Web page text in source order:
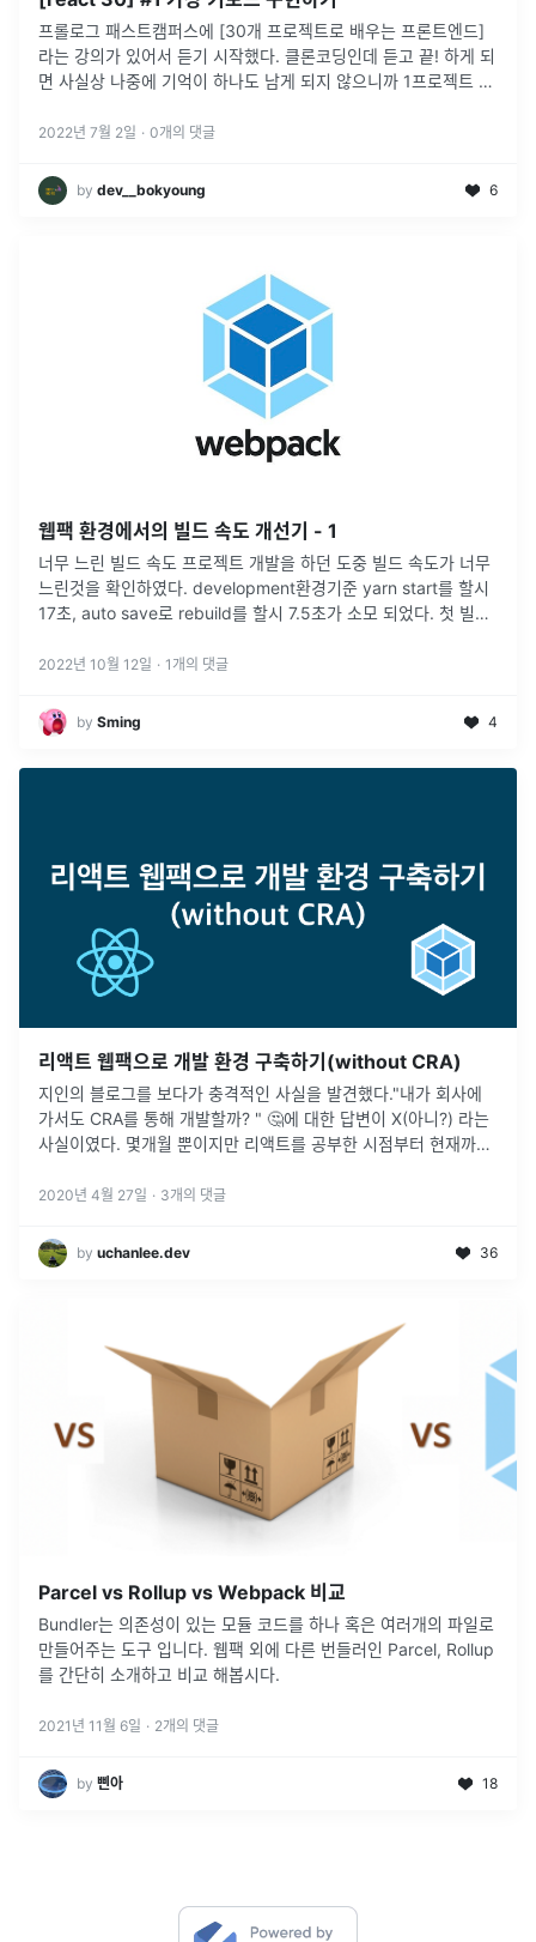
프롤로그 패스트캠퍼스에 [30개 프로젝트로 배우는 프론트엔드]
라는 강의가 있어서 듣기 시작했다. 클론코딩인데 듣고 끝! 하게 되
면 사실상 나중에 기억이 하나도 남게 되지 않으니까 1프로젝트 1
webpac...
2022년 7월 2일 · 0개의 댓글
by dev__bokyoung 6
웹팩 환경에서의 빌드 속도 개선기 - 1
너무 느린 빌드 속도 프로젝트 개발을 하던 도중 빌드 속도가 너무
느린것을 확인하였다. development환경기준 yarn start를 할시
17초, auto save로 rebuild를 할시 7.5초가 소모 되었다. 첫 빌드
2022년 10월 12일 · 1 개의 댓글
by Sming 4
리액트 웹팩으로 개발 환경 구축하기(without CRA)
지인의 블로그를 보다가 충격적인 사실을 발견했다."내가 회사에
가서도 CRA를 통해 개발할까? " 🤔에 대한 답변이 X(아니?) 라는
사실이였다. 몇개월 뿐이지만 리액트를 공부한 시점부터 현재까지
서 난...
2020년 4월 27일 · 3개의 댓글
by uchanlee.dev 36
Parcel vs Rollup vs Webpack 비교
Bundler는 의존성이 있는 모듈 코드를 하나 혹은 여러개의 파일로
만들어주는 도구 입니다. 웹팩 외에 다른 번들러인 Parcel, Rollup
를 간단히 소개하고 비교 해봅시다.
2021년 11월 6일 · 2개의 댓글
by 삔아 18